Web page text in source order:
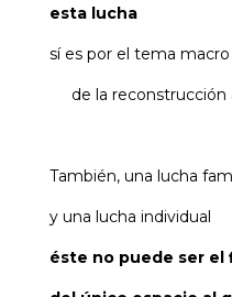
esta lucha
sí es por el tema
de la reconstrucción
También, una lucha
y una lucha individual
éste no puede ser el